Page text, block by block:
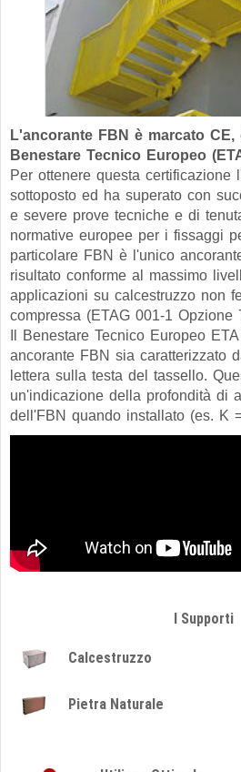
L'ancorante FBN è marcato
Benestare Tecnico Europeo
Per ottenere questa certificazione
sottoposto ed ha superato con
e severe prove tecniche e di
normative europee per i fissaggi
particolare FBN è l'unico
risultato conforme al massimo
applicazioni su calcestruzzo non
compressa (ETAG 001-1 Opzione
Il Benestare Tecnico Europeo
ancorante FBN sia caratterizzato
lettera sulla testa del tassello.
un'indicazione della profondità di
dell'FBN quando installato (es. K
I Supporti
Calcestruzzo
Pietra Naturale